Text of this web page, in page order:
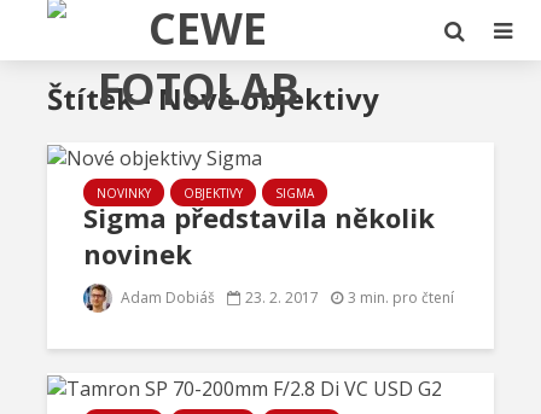
Štítek - Nové objektivy
NOVINKY OBJEKTIVY SIGMA
Sigma představila několik
novinek
Adam Dobiáš 23. 2. 2017 3 min. pro čtení